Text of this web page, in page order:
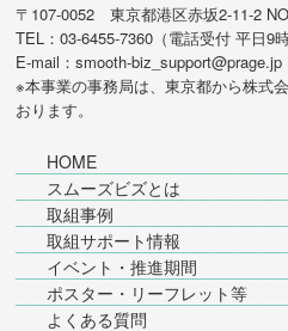
〒107-0052 東京都港区赤坂2-11-2
TEL：03-6455-7360（電話受付 平日9
E-mail：smooth-biz_support@prage.jp
※本事業の事務局は、東京都から株式
おります。
HOME
スムーズビズとは
取組事例
取組サポート情報
イベント・推進期間
ポスター・リーフレット等
よくある質問